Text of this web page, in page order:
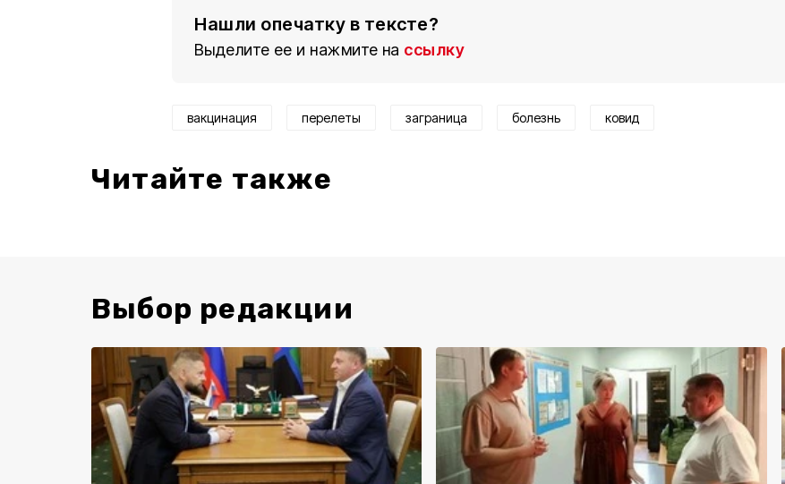
Нашли опечатку в тексте?
Выделите ее и нажмите на ссылку
вакцинация перелеты заграница болезнь ковид
Читайте также
Выбор редакции